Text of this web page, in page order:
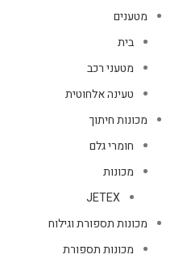
מטענים
בית
מטעני רכב
טעינה אלחוטית
מכונות חיתוך
חומרי גלם
מכונות
JETEX
מכונות תספורת וגילוח
מכונות תספורת